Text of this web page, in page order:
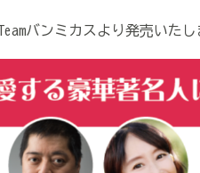
バンミカスより発売いたし